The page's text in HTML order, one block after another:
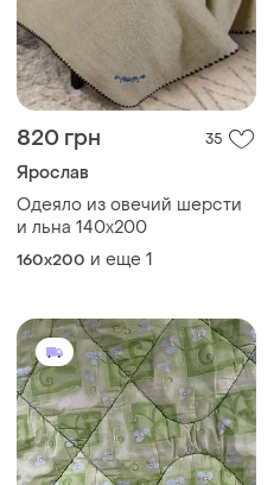
820 грн 35
Ярослав
Одеяло из овечий шерсти
и льна 140х200
160x200 и еще 1